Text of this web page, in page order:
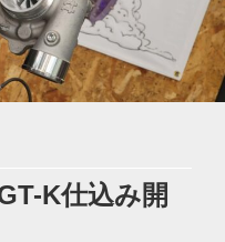
K仕込み開